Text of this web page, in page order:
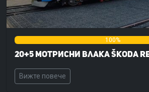
0% 100%
20+5 мотрисни влака Škoda
Вижте повече